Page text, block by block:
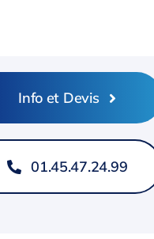
Info et Devis
01.45.47.24.99